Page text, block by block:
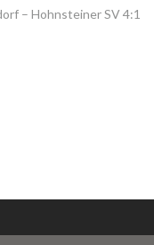
– Hohnsteiner SV 4:1